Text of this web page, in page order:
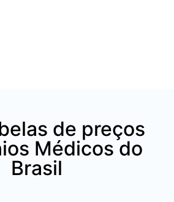
de preços
Médicos do
Brasil